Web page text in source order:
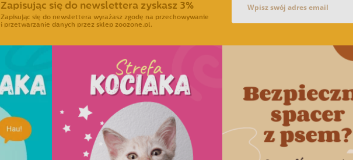
Zapisując się do newslettera zyskasz 3%
Zapisując się do newslettera wyrażasz zgodę na przechowywanie
i przetwarzanie danych przez sklep zoozone.pl.